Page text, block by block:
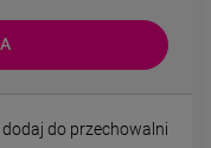
dodaj do przechowalni